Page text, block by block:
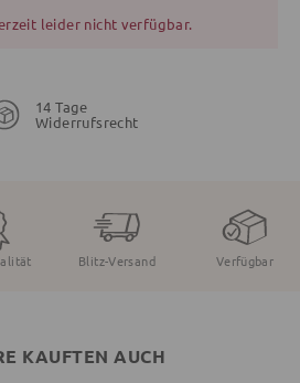
leider nicht verfügbar.
14 Tage
Widerrufsrecht
Blitz-Versand Verfügbar
KAUFTEN AUCH